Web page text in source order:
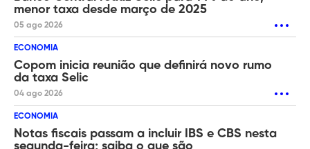
menor taxa desde março de 2025
05 ago 2026
ECONOMIA
Copom inicia reunião que definirá novo rumo
da taxa Selic
04 ago 2026
ECONOMIA
Notas fiscais passam a incluir IBS e CBS nesta
segunda-feira; saiba o que são